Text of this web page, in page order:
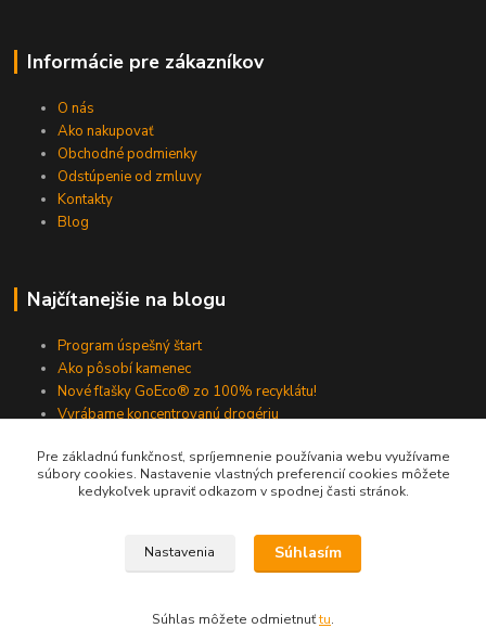
Informácie pre zákazníkov
O nás
Ako nakupovať
Obchodné podmienky
Odstúpenie od zmluvy
Kontakty
Blog
Najčítanejšie na blogu
Program úspešný štart
Ako pôsobí kamenec
Nové fľašky GoEco® zo 100% recyklátu!
Vyrábame koncentrovanú drogériu
Pre základnú funkčnosť, spríjemnenie používania webu využívame
súbory cookies. Nastavenie vlastných preferencií cookies môžete
kedykoľvek upraviť odkazom v spodnej časti stránok.
Nastavenia Súhlasím
Súhlas môžete odmietnuťtu.